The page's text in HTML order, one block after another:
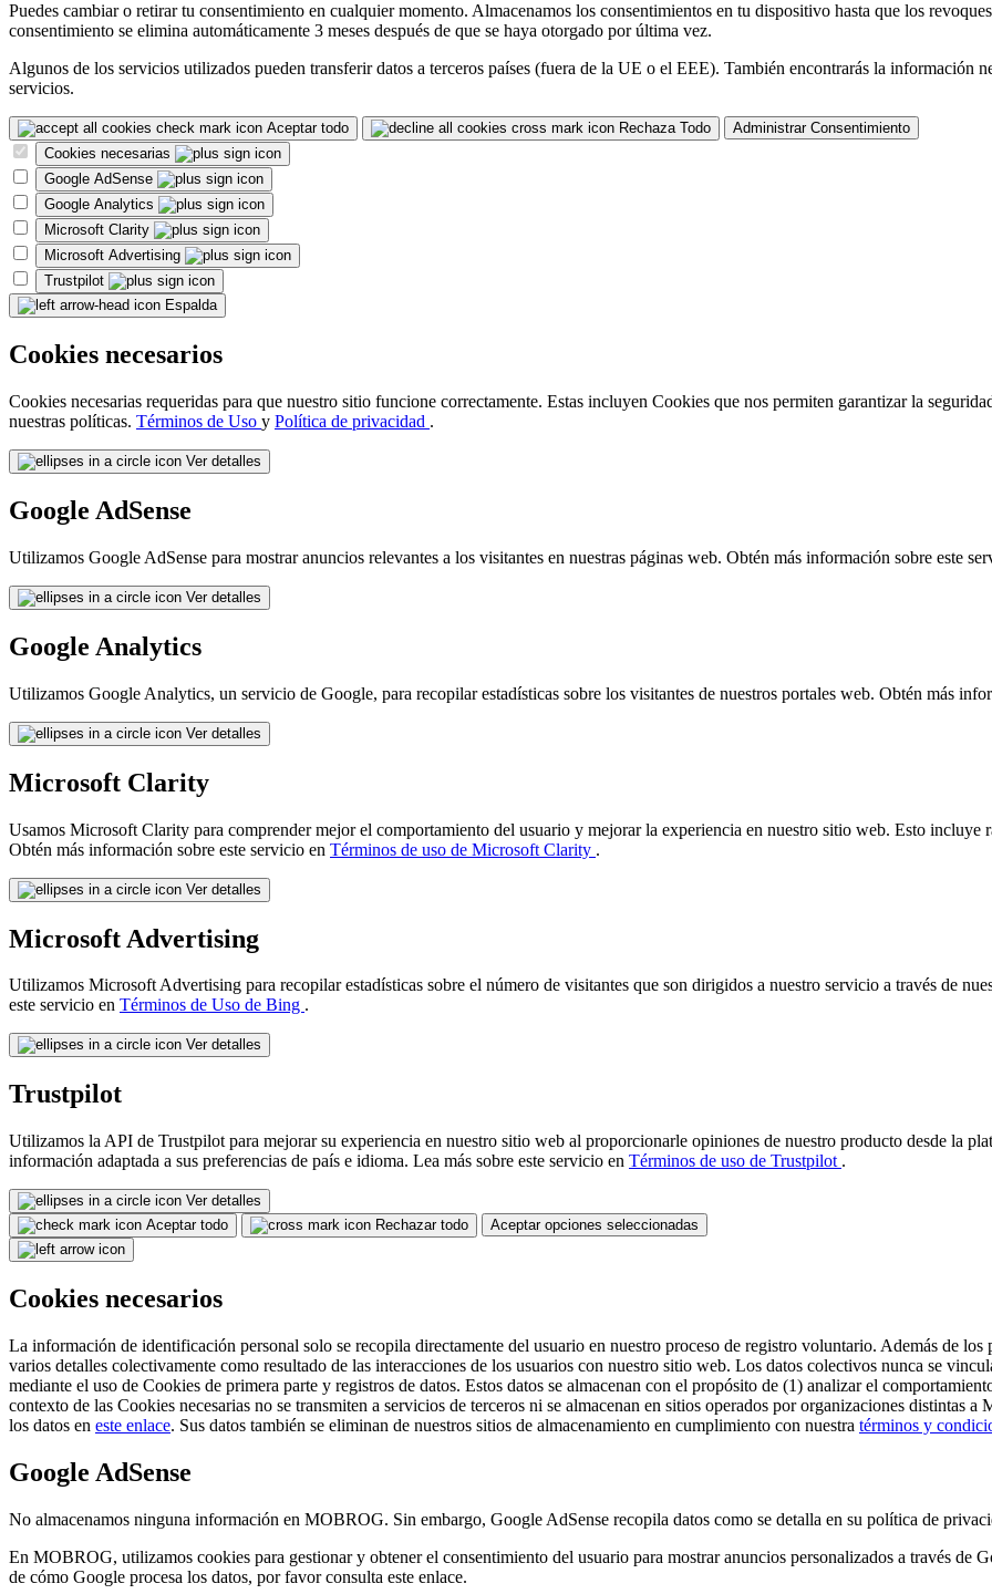
Puedes cambiar o retirar tu consentimiento en cualquier momento. Almacenamos los consentimientos en tu dispositivo hasta que los
consentimiento se elimina automáticamente 3 meses después de que se haya otorgado por última vez.
Algunos de los servicios utilizados pueden transferir datos a terceros países (fuera de la UE o el EEE). También encontrarás la información
servicios.
Aceptar todo Rechaza Todo
Administrar Consentimiento
Cookies necesarias
Google AdSense
Google Analytics
Microsoft Clarity
Microsoft Advertising
Trustpilot
Espalda
Cookies necesarios
Cookies necesarias requeridas para que nuestro sitio funcione correctamente. Estas incluyen Cookies que nos permiten garantizar la
nuestras políticas. Términos de Uso y Política de privacidad .
Ver detalles
Google AdSense
Utilizamos Google AdSense para mostrar anuncios relevantes a los visitantes en nuestras páginas web. Obtén más información sobre este
Ver detalles
Google Analytics
Utilizamos Google Analytics, un servicio de Google, para recopilar estadísticas sobre los visitantes de nuestros portales web. Obtén más
Ver detalles
Microsoft Clarity
Usamos Microsoft Clarity para comprender mejor el comportamiento del usuario y mejorar la experiencia en nuestro sitio web. Esto incluye
Obtén más información sobre este servicio en Términos de uso de Microsoft Clarity .
Ver detalles
Microsoft Advertising
Utilizamos Microsoft Advertising para recopilar estadísticas sobre el número de visitantes que son dirigidos a nuestro servicio a través de
este servicio en Términos de Uso de Bing .
Ver detalles
Trustpilot
Utilizamos la API de Trustpilot para mejorar su experiencia en nuestro sitio web al proporcionarle opiniones de nuestro producto desde la
información adaptada a sus preferencias de país e idioma. Lea más sobre este servicio en Términos de uso de Trustpilot .
Ver detalles
Aceptar todo
Rechazar todo Aceptar opciones seleccionadas
Cookies necesarios
La información de identificación personal solo se recopila directamente del usuario en nuestro proceso de registro voluntario. Además de los
varios detalles colectivamente como resultado de las interacciones de los usuarios con nuestro sitio web. Los datos colectivos nunca se
mediante el uso de Cookies de primera parte y registros de datos. Estos datos se almacenan con el propósito de (1) analizar el
contexto de las Cookies necesarias no se transmiten a servicios de terceros ni se almacenan en sitios operados por organizaciones distintas
los datos en este enlace. Sus datos también se eliminan de nuestros sitios de almacenamiento en cumplimiento con nuestra términos y
Google AdSense
No almacenamos ninguna información en MOBROG. Sin embargo, Google AdSense recopila datos como se detalla en su política de
En MOBROG, utilizamos cookies para gestionar y obtener el consentimiento del usuario para mostrar anuncios personalizados a través de
de cómo Google procesa los datos, por favor consulta este enlace.